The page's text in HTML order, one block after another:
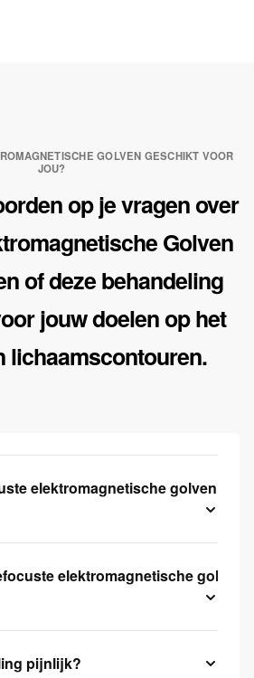
GOLVEN GESCHIKT VOOR
JOU?
op je vragen over
Golven
of deze behandeling
jouw doelen op het
lichaamscontouren.
elektromagnetische golven?
elektromagnetische golven?
pijnlijk?